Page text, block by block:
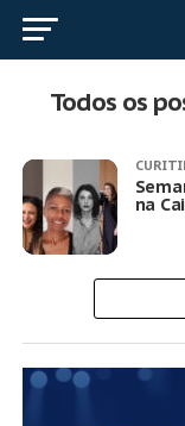
Todos os
na